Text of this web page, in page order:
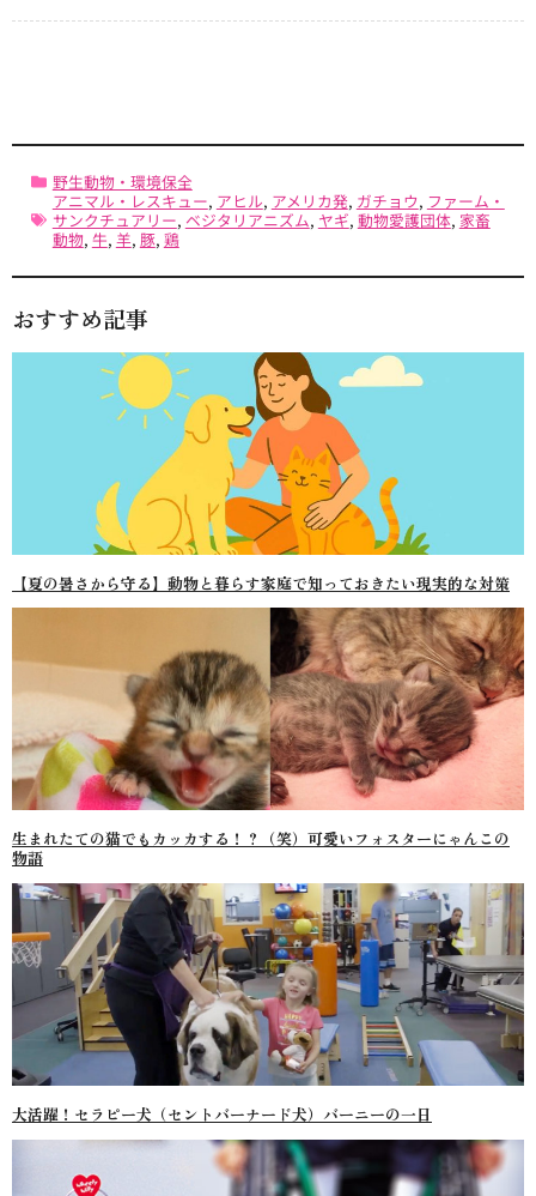
野生動物・環境保全
アニマル・レスキュー, アヒル, アメリカ発, ガチョウ, ファーム・
サンクチュアリー, ベジタリアニズム, ヤギ, 動物愛護団体, 家畜
動物, 牛, 羊, 豚, 鶏
おすすめ記事
【夏の暑さから守る】動物と暮らす家庭で知っておきたい現実的な対策
生まれたての猫でもカッカする！？（笑）可愛いフォスターにゃんこの
物語
大活躍！セラピー犬（セントバーナード犬）バーニーの一日